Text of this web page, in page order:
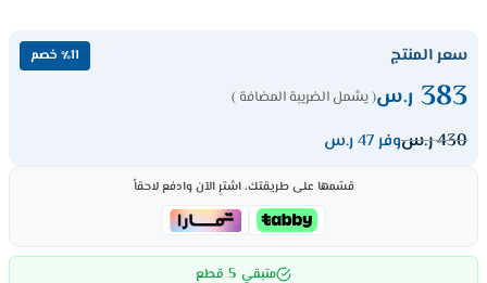
سعر المنتج ٪11 خصم
383 ر.س( يشمل الضريبة المضافة )
430ر.سوفر 47 ر.س
قسّمها على طريقتك، اشترِ الآن وادفع لاحقاً
متبقي 5 قطع